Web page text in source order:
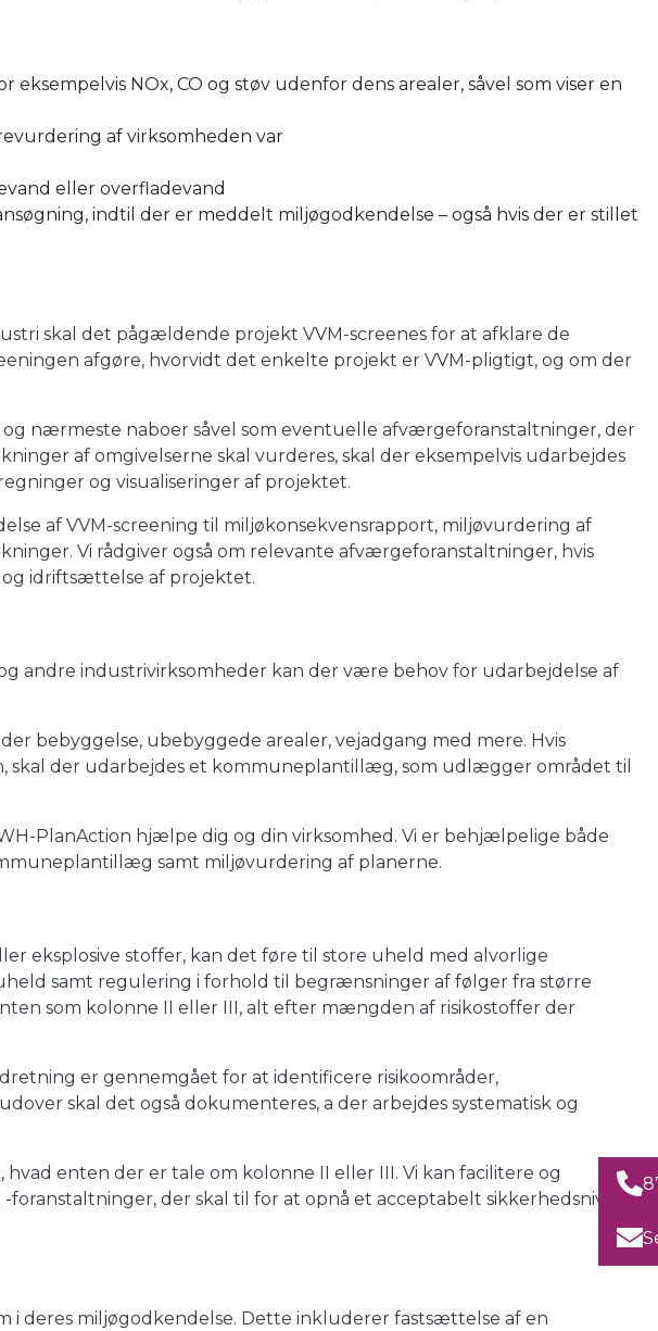
NOx, CO og støv udenfor dens arealer, såvel som viser en
af virksomheden var
eller overfladevand
indtil der er meddelt miljøgodkendelse – også hvis der er stillet
skal det pågældende projekt VVM-screenes for at afklare de
afgøre, hvorvidt det enkelte projekt er VVM-pligtigt, og om der
nærmeste naboer såvel som eventuelle afværgeforanstaltninger, der
af omgivelserne skal vurderes, skal der eksempelvis udarbejdes
og visualiseringer af projektet.
af VVM-screening til miljøkonsekvensrapport, miljøvurdering af
Vi rådgiver også om relevante afværgeforanstaltninger, hvis
idriftsættelse af projektet.
andre industrivirksomheder kan der være behov for udarbejdelse af
bebyggelse, ubebyggede arealer, vejadgang med mere. Hvis
der udarbejdes et kommuneplantillæg, som udlægger området til
PlanAction hjælpe dig og din virksomhed. Vi er behjælpelige både
samt miljøvurdering af planerne.
eksplosive stoffer, kan det føre til store uheld med alvorlige
samt regulering i forhold til begrænsninger af følger fra større
som kolonne II eller III, alt efter mængden af risikostoffer der
er gennemgået for at identificere risikoområder,
skal det også dokumenteres, a der arbejdes systematisk og
enten der er tale om kolonne II eller III. Vi kan facilitere og
der skal til for at opnå et acceptabelt sikkerhedsniveau
i deres miljøgodkendelse. Dette inkluderer fastsættelse af en